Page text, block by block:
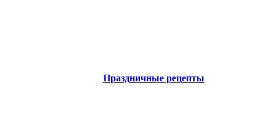
Праздничные рецепты